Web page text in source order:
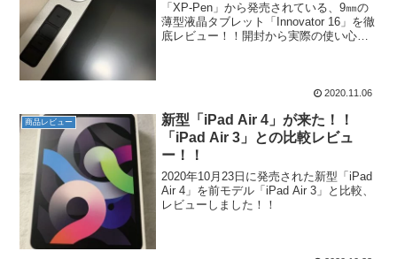
「XP-Pen」から発売されている、9㎜の
薄型液晶タブレット「Innovator 16」を徹
底レビュー！！開封から実際の使い心地
2020.11.06
商品レビュー
新型「iPad Air 4」が来た！！
「iPad Air 3」との比較レビュ
ー！！
2020年10月23日に発売された新型「iPad
Air 4」を前モデル「iPad Air 3」と比較、
レビューしました！！